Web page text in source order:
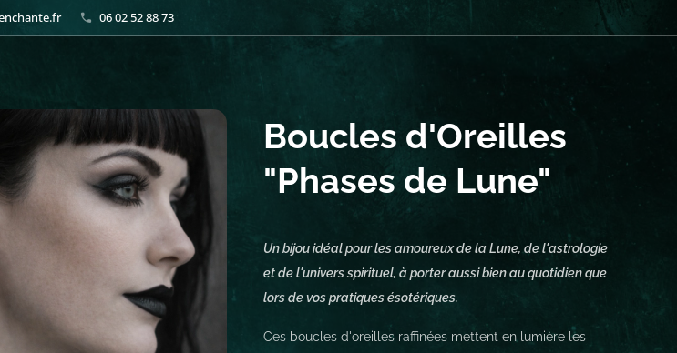
06 02 52 88 73
Boucles d'Oreilles
"Phases de Lune"
Un bijou idéal pour les amoureux de la Lune, de l'astrologie
et de l'univers spirituel, à porter aussi bien au quotidien que
lors de vos pratiques ésotériques.
Ces boucles d'oreilles raffinées mettent en lumière les